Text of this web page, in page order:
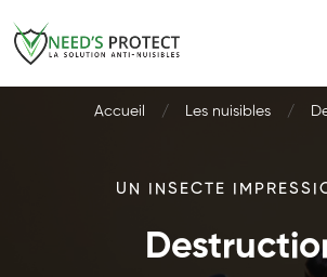
Accueil Les nuisibles
UN INSECTE